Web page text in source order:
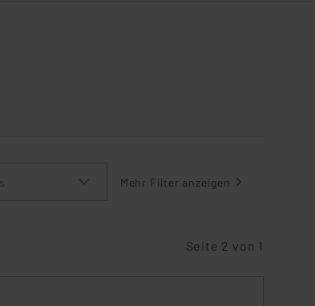
Mehr Filter anzeigen
Seite 2 von 1